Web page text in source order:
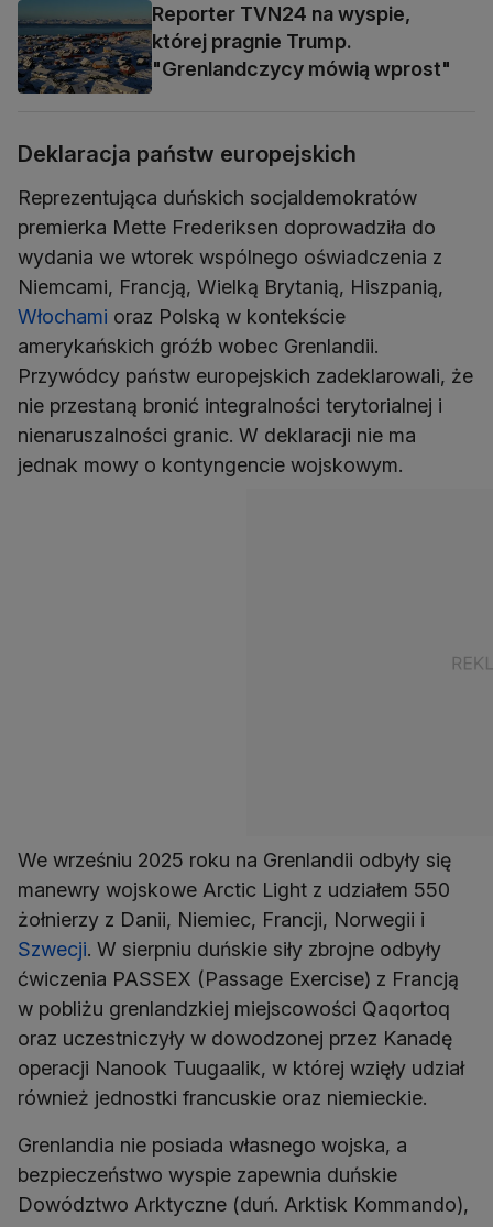
Reporter TVN24 na wyspie,
której pragnie Trump.
"Grenlandczycy mówią wprost"
Deklaracja państw europejskich
Reprezentująca duńskich socjaldemokratów
premierka Mette Frederiksen doprowadziła do
wydania we wtorek wspólnego oświadczenia z
Niemcami, Francją, Wielką Brytanią, Hiszpanią,
Włochami oraz Polską w kontekście
amerykańskich gróźb wobec Grenlandii.
Przywódcy państw europejskich zadeklarowali, że
nie przestaną bronić integralności terytorialnej i
nienaruszalności granic. W deklaracji nie ma
jednak mowy o kontyngencie wojskowym.
We wrześniu 2025 roku na Grenlandii odbyły się
manewry wojskowe Arctic Light z udziałem 550
żołnierzy z Danii, Niemiec, Francji, Norwegii i
Szwecji. W sierpniu duńskie siły zbrojne odbyły
ćwiczenia PASSEX (Passage Exercise) z Francją
w pobliżu grenlandzkiej miejscowości Qaqortoq
oraz uczestniczyły w dowodzonej przez Kanadę
operacji Nanook Tuugaalik, w której wzięły udział
również jednostki francuskie oraz niemieckie.
Grenlandia nie posiada własnego wojska, a
bezpieczeństwo wyspie zapewnia duńskie
Dowództwo Arktyczne (duń. Arktisk Kommando),